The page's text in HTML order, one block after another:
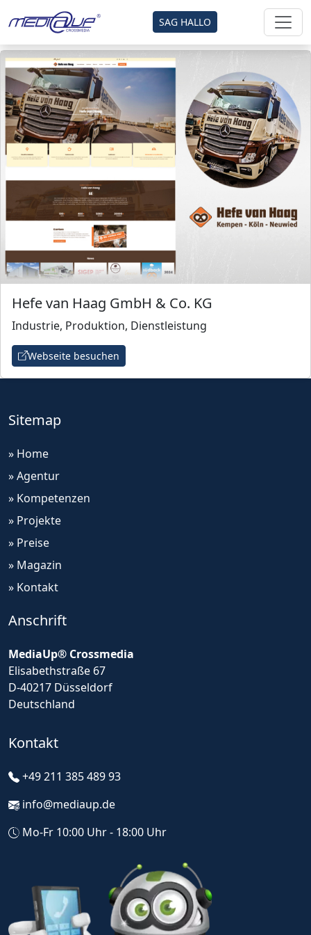
SAG HALLO
Hefe van Haag GmbH & Co. KG
Industrie, Produktion, Dienstleistung
Webseite besuchen
Sitemap
» Home
» Agentur
» Kompetenzen
» Projekte
» Preise
» Magazin
» Kontakt
Anschrift
MediaUp® Crossmedia
Elisabethstraße 67
D-40217 Düsseldorf
Deutschland
Kontakt
+49 211 385 489 93
info@mediaup.de
Mo-Fr 10:00 Uhr - 18:00 Uhr